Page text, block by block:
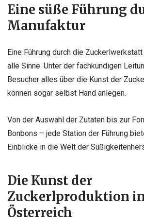
Eine süße Führung
Manufaktur
Eine Führung durch die
alle Sinne. Unter der fachkundigen
Besucher alles über die Kunst der
können sogar selbst Hand anlegen.
Von der Auswahl der Zutaten bis zur
Bonbons – jede Station der Führung
Einblicke in die Welt der
Die Kunst der
Zuckerlproduktion
Österreich